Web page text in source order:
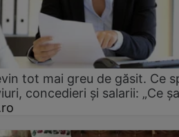
tot mai greu de găsit. Ce
concedieri și salarii: „Ce